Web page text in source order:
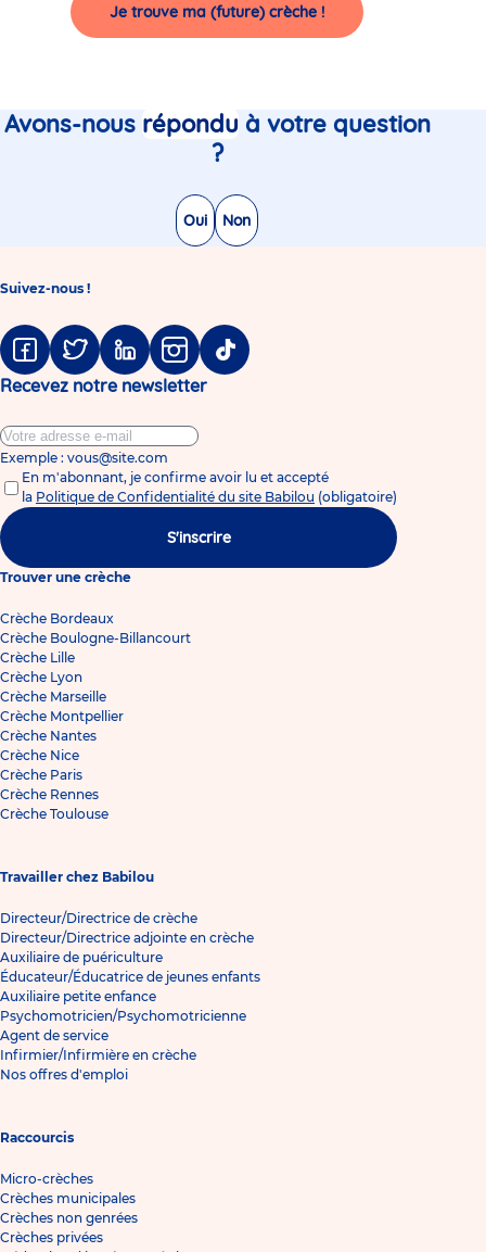
Je trouve ma (future) crèche !
Avons-nous réponduà votre question
?
Non
Oui
Suivez-nous !
Facebook
TwitterLinkedinInstagram
Tiktok
Recevez notre newsletter
Exemple : vous@site.com
En m'abonnant, je confirme avoir lu et accepté
la Politique de Confidentialité du site Babilou (obligatoire)
S'inscrire
Trouver une crèche
Crèche Bordeaux
Crèche Boulogne-Billancourt
Crèche Lille
Crèche Lyon
Crèche Marseille
Crèche Montpellier
Crèche Nantes
Crèche Nice
Crèche Paris
Crèche Rennes
Crèche Toulouse
Travailler chez Babilou
Directeur/Directrice de crèche
Directeur/Directrice adjointe en crèche
Auxiliaire de puériculture
Éducateur/Éducatrice de jeunes enfants
Auxiliaire petite enfance
Psychomotricien/Psychomotricienne
Agent de service
Infirmier/Infirmière en crèche
Nos offres d'emploi
Raccourcis
Micro-crèches
Crèches municipales
Crèches non genrées
Crèches privées